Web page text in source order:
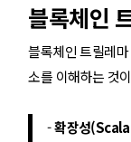
블록체인
블록체인 트릴레
소를 이해하는 것
-확장성